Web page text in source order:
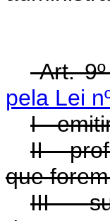
Art.
pela Lei
I -
II -
que
III -